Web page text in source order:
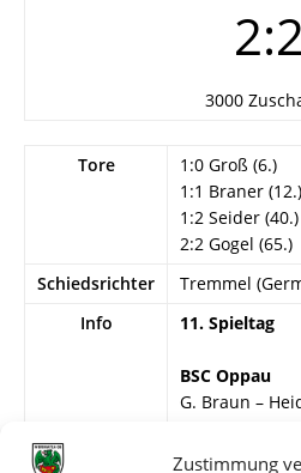
Zustimmung
2:2
3000
Tore
1:0 Groß (6.)
1:1 Braner (12.)
1:2 Seider (40.)
2:2 Gogel (65.)
Schiedsrichter
Tremmel
Info
11. Spieltag
BSC Oppau
G. Braun –
Braun, Gogel,